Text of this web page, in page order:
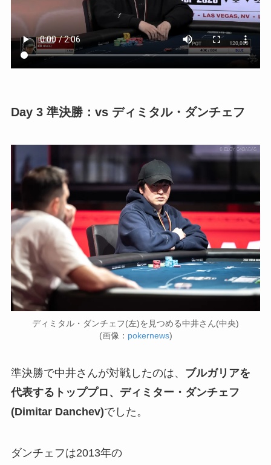
Day 3 準決勝：vs ディミタル・ダンチェフ
ディミタル・ダンチェフ(左)を見つめる中井さん(中央)
(画像： pokernews)
準決勝で中井さんが対戦したのは、 ブルガリアを
代表するトッププロ、ディミター・ダンチェフ
(Dimitar Danchev)でした。
ダンチェフは2013年の